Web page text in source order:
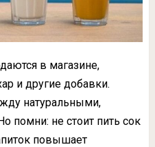
в магазине,
и другие добавки.
натуральными,
не стоит пить сок
повышает